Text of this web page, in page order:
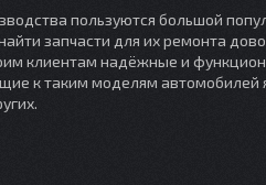
пользуются большой
запчасти для их ремонта
клиентам надёжные и
к таким моделям автомобилей